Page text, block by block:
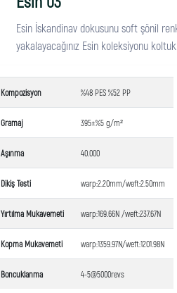
Esin İskandinav dokusunu soft şönil
yakalayacağınız Esin koleksiyonu
Kompozisyon %48 PES %52 PP
Gramaj 395±%5 g/m²
Aşınma 40.000
Dikiş Testi warp:2.20mm/weft:2.50mm
Yırtılma Mukavemeti warp:169.66N /weft:237.67N
Kopma Mukavemeti warp:1359.97N/weft:1201.98N
Boncuklanma 4-5@5000revs